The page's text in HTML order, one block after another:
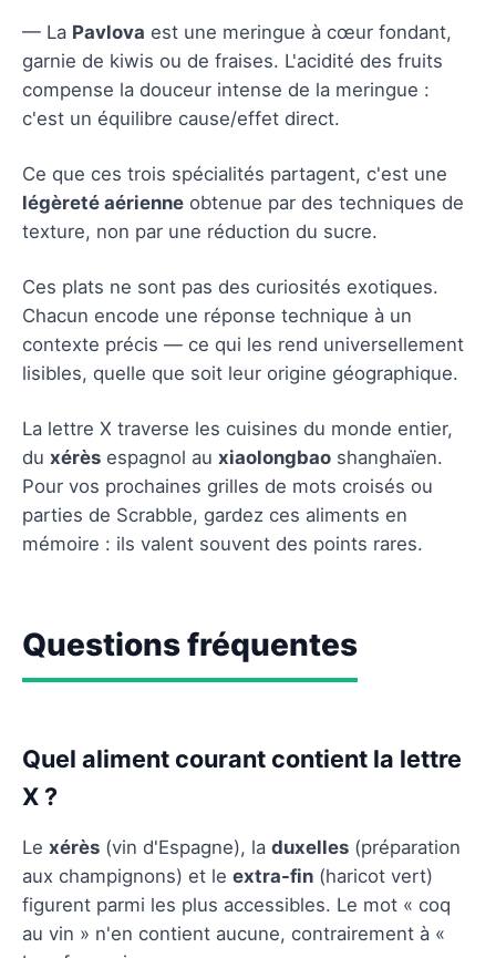
— La Pavlova est une meringue à cœur fondant,
garnie de kiwis ou de fraises. L'acidité des fruits
compense la douceur intense de la meringue :
c'est un équilibre cause/effet direct.
Ce que ces trois spécialités partagent, c'est une
légèreté aérienne obtenue par des techniques de
texture, non par une réduction du sucre.
Ces plats ne sont pas des curiosités exotiques.
Chacun encode une réponse technique à un
contexte précis — ce qui les rend universellement
lisibles, quelle que soit leur origine géographique.
La lettre X traverse les cuisines du monde entier,
du xérès espagnol au xiaolongbao shanghaïen.
Pour vos prochaines grilles de mots croisés ou
parties de Scrabble, gardez ces aliments en
mémoire : ils valent souvent des points rares.
Questions fréquentes
Quel aliment courant contient la lettre
X ?
Le xérès (vin d'Espagne), la duxelles (préparation
aux champignons) et le extra-fin (haricot vert)
figurent parmi les plus accessibles. Le mot « coq
au vin » n'en contient aucune, contrairement à «